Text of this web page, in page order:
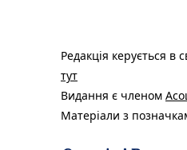
Редакція керується в
тут
Видання є членом
Матеріали з